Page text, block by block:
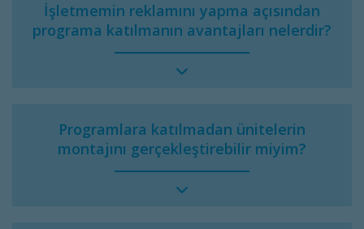
İşletmemin reklamını yapma açısından
programa katılmanın avantajları nelerdir?
Programlara katılmadan ünitelerin
montajını gerçekleştirebilir miyim?